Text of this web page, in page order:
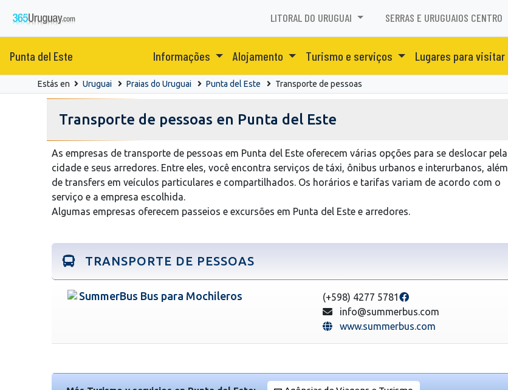
LITORAL DO URUGUAI SERRAS E URUGUAIOS CENTRO
Punta del Este Informações Alojamento Turismo e serviços Lugares para visitar
Estás en Uruguai Praias do Uruguai Punta del Este Transporte de pessoas
Transporte de pessoas en Punta del Este
As empresas de transporte de pessoas em Punta del Este oferecem várias opções para se deslocar pela
cidade e seus arredores. Entre eles, você encontra serviços de táxi, ônibus urbanos e interurbanos, além
de transfers em veículos particulares e compartilhados. Os horários e tarifas variam de acordo com o
serviço e a empresa escolhida.
Algumas empresas oferecem passeios e excursões em Punta del Este e arredores.
TRANSPORTE DE PESSOAS
SummerBus Bus para Mochileros
(+598) 4277 5781
info@summerbus.com
www.summerbus.com